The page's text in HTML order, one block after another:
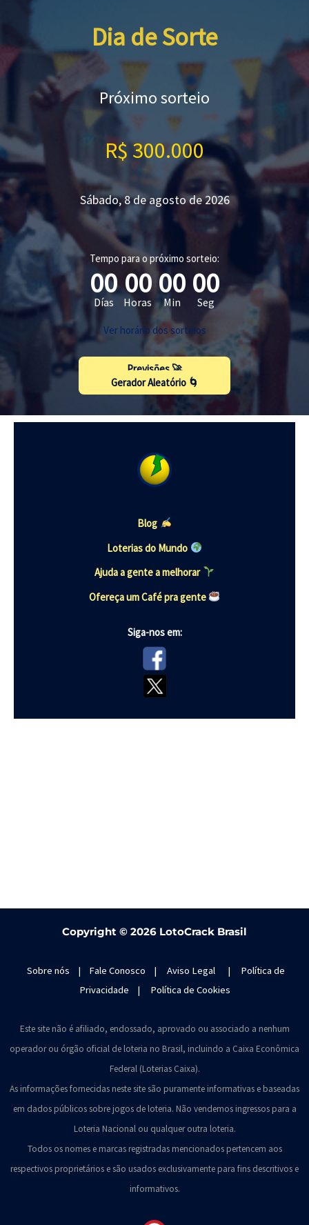
Dia de Sorte
Próximo sorteio
R$ 300.000
Sábado, 8 de agosto de 2026
Tempo para o próximo sorteio:
00
Días
00
Horas
00
Min
00
Seg
Ver horário dos sorteios
Previsões 🚀
Gerador Aleatório 🌀
Blog
Loterias do Mundo
Ajuda a gente a melhorar
Ofereça um Café pra gente
Siga-nos em:
Copyright © 2026 LotoCrack Brasil
Sobre nós | Fale Conosco | Aviso Legal | Política de
Privacidade | Política de Cookies
Este site não é afiliado, endossado, aprovado ou associado a nenhum
operador ou órgão oficial de loteria no Brasil, incluindo a Caixa Econômica
Federal (Loterias Caixa).
As informações fornecidas neste site são puramente informativas e baseadas
em dados públicos sobre jogos de loteria. Não vendemos ingressos para a
Loteria Nacional ou qualquer outra loteria.
Todos os nomes e marcas registradas mencionados pertencem aos
respectivos proprietários e são usados exclusivamente para fins descritivos e
informativos.